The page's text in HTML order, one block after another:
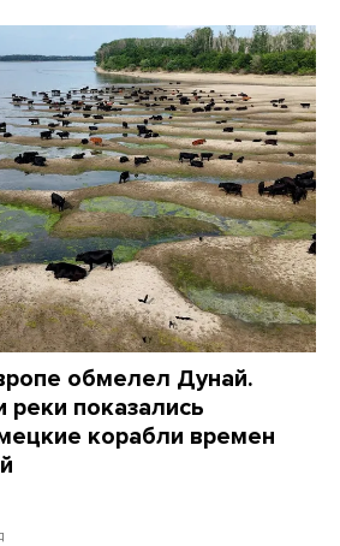
обмелел Дунай.
реки показались
корабли времен